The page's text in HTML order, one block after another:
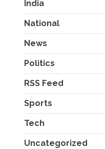
India
National
News
Politics
RSS Feed
Sports
Tech
Uncategorized